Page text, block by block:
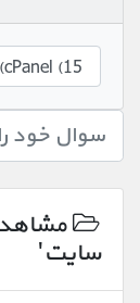
سایت'